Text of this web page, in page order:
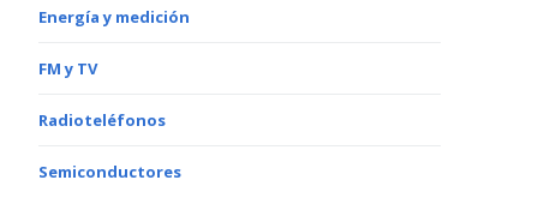
Energía y medición
FM y TV
Radioteléfonos
Semiconductores